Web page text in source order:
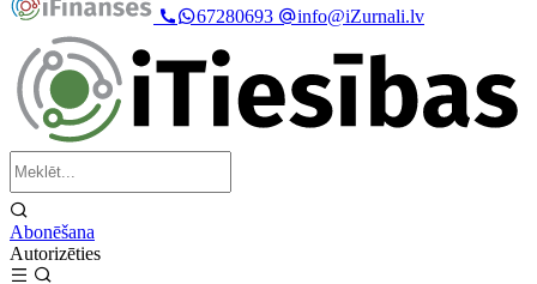
67280693
info@iZurnali.lv
Abonēšana
Autorizēties